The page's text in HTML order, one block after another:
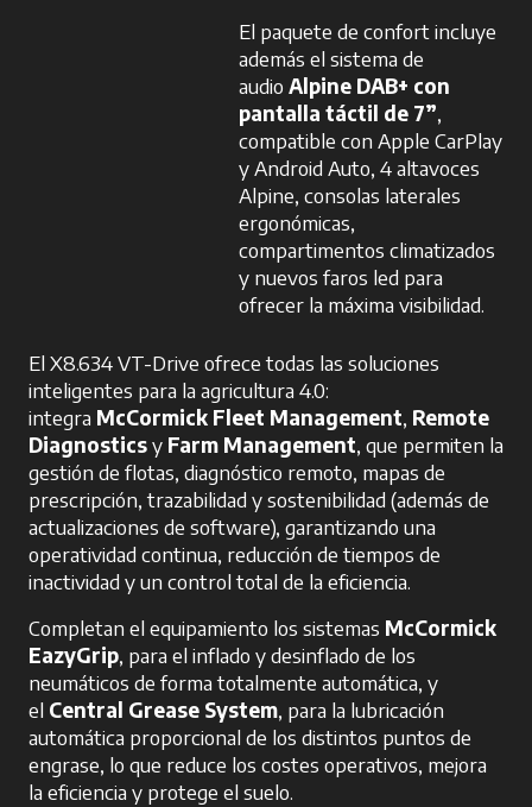
El paquete de confort incluye
además el sistema de
audio Alpine DAB+ con
pantalla táctil de 7”,
compatible con Apple CarPlay
y Android Auto, 4 altavoces
Alpine, consolas laterales
ergonómicas,
compartimentos climatizados
y nuevos faros led para
ofrecer la máxima visibilidad.
El X8.634 VT-Drive ofrece todas las soluciones
inteligentes para la agricultura 4.0:
integra McCormick Fleet Management, Remote
Diagnosticsy Farm Management, que permiten la
gestión de flotas, diagnóstico remoto, mapas de
prescripción, trazabilidad y sostenibilidad (además de
actualizaciones de software), garantizando una
operatividad continua, reducción de tiempos de
inactividad y un control total de la eficiencia.
Completan el equipamiento los sistemas McCormick
EazyGrip, para el inflado y desinflado de los
neumáticos de forma totalmente automática, y
el Central Grease System, para la lubricación
automática proporcional de los distintos puntos de
engrase, lo que reduce los costes operativos, mejora
la eficiencia y protege el suelo.